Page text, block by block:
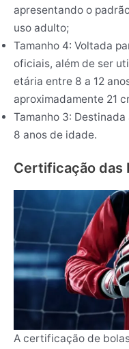
apresentando o
uso adulto;
Tamanho 4: Voltada
oficiais, além de ser
etária entre 8 a 12
aproximadamente 21
Tamanho 3:
8 anos de idade.
Certificação das
A certificação de